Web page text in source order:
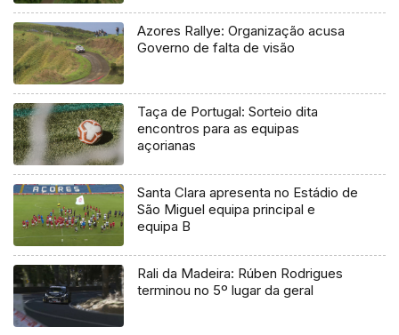
Azores Rallye: Organização acusa
Governo de falta de visão
Taça de Portugal: Sorteio dita
encontros para as equipas
açorianas
Santa Clara apresenta no Estádio de
São Miguel equipa principal e
equipa B
Rali da Madeira: Rúben Rodrigues
terminou no 5º lugar da geral